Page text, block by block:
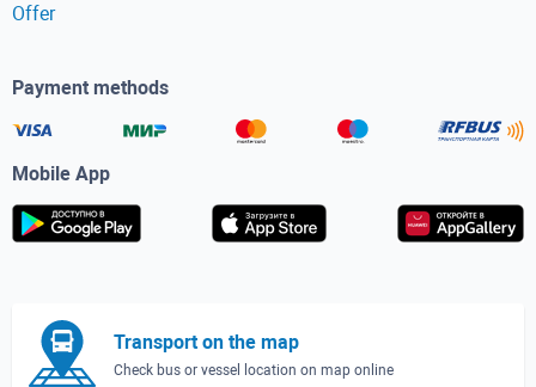
Offer
Payment methods
Mobile App
Transport on the map
Check bus or vessel location on map online